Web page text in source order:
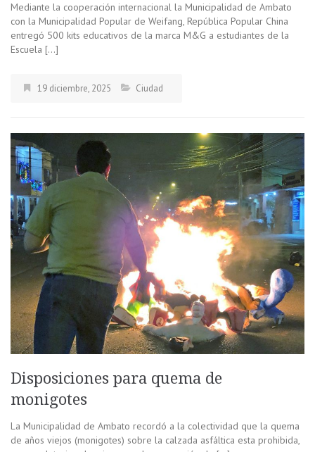
Mediante la cooperación internacional la Municipalidad de Ambato
con la Municipalidad Popular de Weifang, República Popular China
entregó 500 kits educativos de la marca M&G a estudiantes de la
Escuela […]
19 diciembre, 2025 Ciudad
Disposiciones para quema de
monigotes
La Municipalidad de Ambato recordó a la colectividad que la quema
de años viejos (monigotes) sobre la calzada asfáltica esta prohibida,